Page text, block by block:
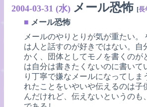
2004-03-31 (水) メール恐怖 [長
■ メール恐怖
メールのやりとりが気が重たい。
は人と話すのが好きではない。自
かく、団体としてモノを書くのが
は自分は書きたくないのに書いて
り丁寧で嫌なメールになってしま
れたことをいやいや伝えるのは子
んだけれど、伝えないというのも